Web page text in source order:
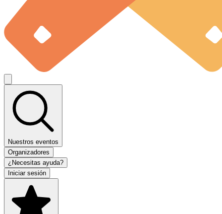
Nuestros eventos
Organizadores
¿Necesitas ayuda?
Iniciar sesión